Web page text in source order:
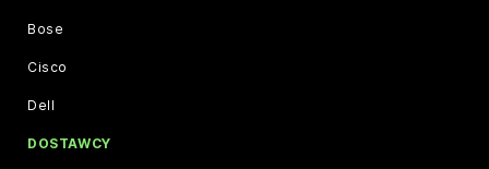
Bose
Cisco
Dell
DOSTAWCY